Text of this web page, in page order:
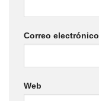
Correo electrónico
Web